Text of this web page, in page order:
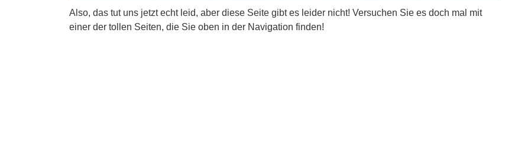
Also, das tut uns jetzt echt leid, aber diese Seite gibt es leider nicht! Versuchen Sie es doch mal mit
einer der tollen Seiten, die Sie oben in der Navigation finden!